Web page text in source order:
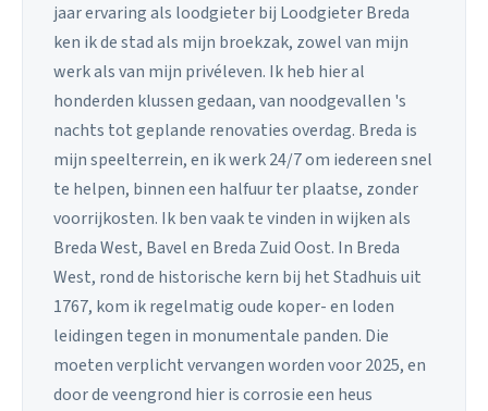
jaar ervaring als loodgieter bij Loodgieter Breda
ken ik de stad als mijn broekzak, zowel van mijn
werk als van mijn privéleven. Ik heb hier al
honderden klussen gedaan, van noodgevallen 's
nachts tot geplande renovaties overdag. Breda is
mijn speelterrein, en ik werk 24/7 om iedereen snel
te helpen, binnen een halfuur ter plaatse, zonder
voorrijkosten. Ik ben vaak te vinden in wijken als
Breda West, Bavel en Breda Zuid Oost. In Breda
West, rond de historische kern bij het Stadhuis uit
1767, kom ik regelmatig oude koper- en loden
leidingen tegen in monumentale panden. Die
moeten verplicht vervangen worden voor 2025, en
door de veengrond hier is corrosie een heus